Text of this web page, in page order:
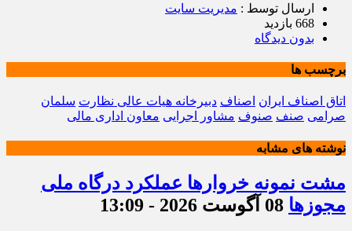
ارسال توسط : مدیریت سایت
668 بازدید
بدون دیدگاه
برچسب ها
اتاق اصناف ایران اصناف دبیرخانه هیات عالی نظارت سلمان
صرامی صنف صنوف مشاور اجرایی معاون اداری مالی
نوشته های مشابه
مشت نمونه خروارها عملکرد درگاه ملی
مجوزها 08 آگوست 2026 - 13:09